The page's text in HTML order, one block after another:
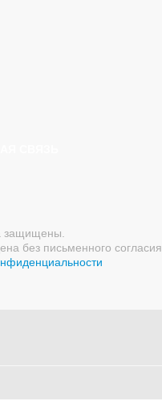
защищены.
без письменного согласия.